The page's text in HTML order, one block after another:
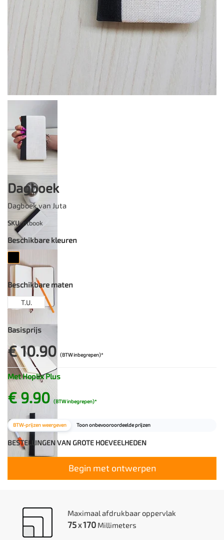
Dagboek
Dagboek van Juta
SKU: ntbook
Beschikbare kleuren
Beschikbare maten
T.U.
Basisprijs
€ 10.90 (BTW inbegrepen)*
Met Hoplix Plus
€ 9.90 (BTW inbegrepen)*
BTW-prijzen weergeven Toon onbevooroordeelde prijzen
BESTELLINGEN VAN GROTE HOEVEELHEDEN
Begin met ontwerpen
Maximaal afdrukbaar oppervlak
75 X 170Millimeters